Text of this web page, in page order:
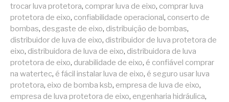
trocar luva protetora, comprar luva de eixo, comprar luva
protetora de eixo, confiabilidade operacional, conserto de
bombas, desgaste de eixo, distribuição de bombas,
distribuidor de luva de eixo, distribuidor de luva protetora de
eixo, distribuidora de luva de eixo, distribuidora de luva
protetora de eixo, durabilidade de eixo, é confiável comprar
na watertec, é fácil instalar luva de eixo, é seguro usar luva
protetora, eixo de bomba ksb, empresa de luva de eixo,
empresa de luva protetora de eixo, engenharia hidráulica,